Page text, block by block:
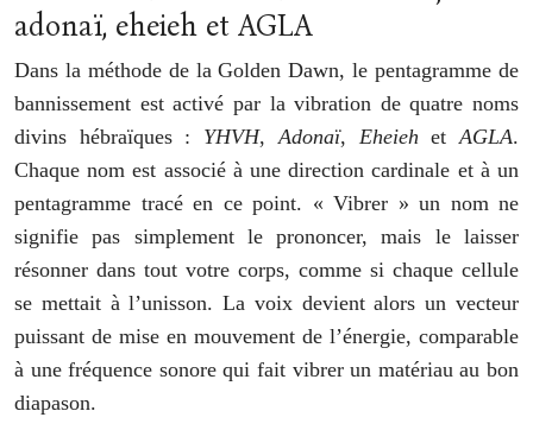
adonaï, eheieh et AGLA
Dans la méthode de la Golden Dawn, le pentagramme de
bannissement est activé par la vibration de quatre noms
divins hébraïques : YHVH, Adonaï, Eheieh etAGLA.
Chaque nom est associé à une direction cardinale et à un
pentagramme tracé en ce point. « Vibrer » un nom ne
signifie pas simplement le prononcer, mais le laisser
résonner dans tout votre corps, comme si chaque cellule
se mettait à l’unisson. La voix devient alors un vecteur
puissant de mise en mouvement de l’énergie, comparable
à une fréquence sonore qui fait vibrer un matériau au bon
diapason.